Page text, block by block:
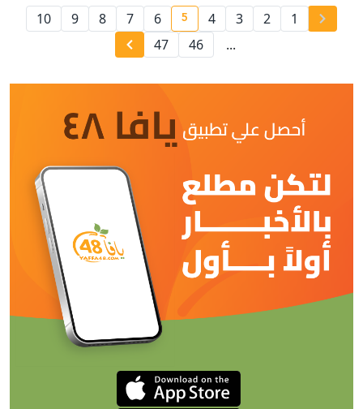
1
2
3
4
current page number5
6
7
8
9
10
...
46
47